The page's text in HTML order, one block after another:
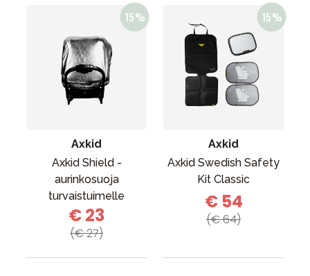
Axkid
Axkid Shield -
aurinkosuoja
turvaistuimelle
€ 23
(€ 27)
Axkid
Axkid Swedish Safety
Kit Classic
€ 54
(€ 64)